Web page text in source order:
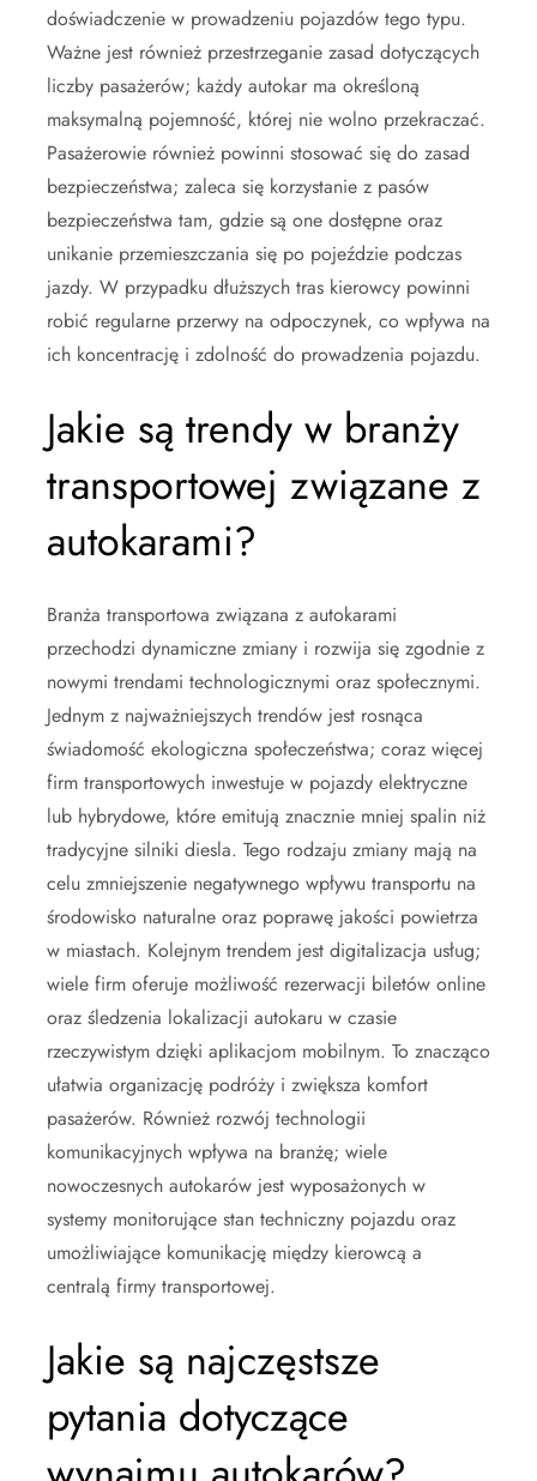
doświadczenie w prowadzeniu pojazdów tego typu.
Ważne jest również przestrzeganie zasad dotyczących
liczby pasażerów; każdy autokar ma określoną
maksymalną pojemność, której nie wolno przekraczać.
Pasażerowie również powinni stosować się do zasad
bezpieczeństwa; zaleca się korzystanie z pasów
bezpieczeństwa tam, gdzie są one dostępne oraz
unikanie przemieszczania się po pojeździe podczas
jazdy. W przypadku dłuższych tras kierowcy powinni
robić regularne przerwy na odpoczynek, co wpływa na
ich koncentrację i zdolność do prowadzenia pojazdu.
Jakie są trendy w branży
transportowej związane z
autokarami?
Branża transportowa związana z autokarami
przechodzi dynamiczne zmiany i rozwija się zgodnie z
nowymi trendami technologicznymi oraz społecznymi.
Jednym z najważniejszych trendów jest rosnąca
świadomość ekologiczna społeczeństwa; coraz więcej
firm transportowych inwestuje w pojazdy elektryczne
lub hybrydowe, które emitują znacznie mniej spalin niż
tradycyjne silniki diesla. Tego rodzaju zmiany mają na
celu zmniejszenie negatywnego wpływu transportu na
środowisko naturalne oraz poprawę jakości powietrza
w miastach. Kolejnym trendem jest digitalizacja usług;
wiele firm oferuje możliwość rezerwacji biletów online
oraz śledzenia lokalizacji autokaru w czasie
rzeczywistym dzięki aplikacjom mobilnym. To znacząco
ułatwia organizację podróży i zwiększa komfort
pasażerów. Również rozwój technologii
komunikacyjnych wpływa na branżę; wiele
nowoczesnych autokarów jest wyposażonych w
systemy monitorujące stan techniczny pojazdu oraz
umożliwiające komunikację między kierowcą a
centralą firmy transportowej.
Jakie są najczęstsze
pytania dotyczące